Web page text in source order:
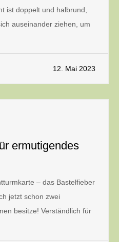
ist doppelt und halbrund,
auseinander ziehen, um
12. Mai 2023
ermutigendes
– das Bastelfieber
jetzt schon zwei
besitze! Verständlich für